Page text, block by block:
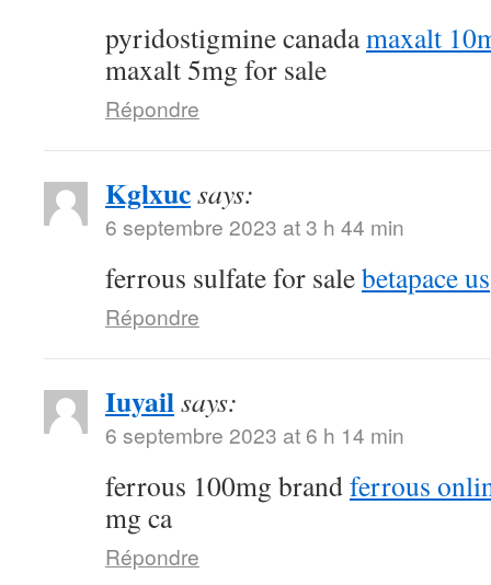
pyridostigmine canadamaxalt
maxalt 5mg for sale
Répondre
Kglxucsays:
6 septembre 2023 at 3 h 44 min
ferrous sulfate for salebetapace us
Répondre
Iuyailsays:
6 septembre 2023 at 6 h 14 min
ferrous 100mg brandferrous
mg ca
Répondre